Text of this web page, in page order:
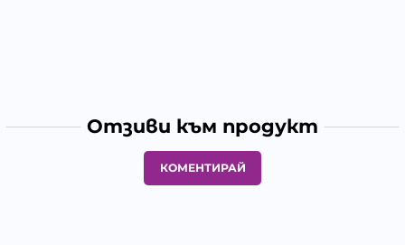
Отзиви към продукт
КОМЕНТИРАЙ